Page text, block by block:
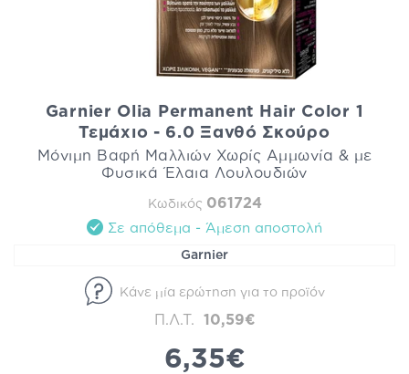
Garnier Olia Permanent Hair Color 1
Τεμάχιο - 6.0 Ξανθό Σκούρο
Μόνιμη Βαφή Μαλλιών Χωρίς Αμμωνία & με
Φυσικά Έλαια Λουλουδιών
Κωδικός 061724
Σε απόθεμα - Άμεση αποστολή
Garnier
Κάνε μία ερώτηση για το προϊόν
Π.Λ.Τ. 10,59€
6,35€